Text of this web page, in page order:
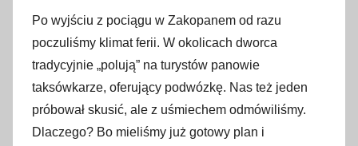
Po wyjściu z pociągu w Zakopanem od razu
poczuliśmy klimat ferii. W okolicach dworca
tradycyjnie „polują” na turystów panowie
taksówkarze, oferujący podwózkę. Nas też jeden
próbował skusić, ale z uśmiechem odmówiliśmy.
Dlaczego? Bo mieliśmy już gotowy plan i